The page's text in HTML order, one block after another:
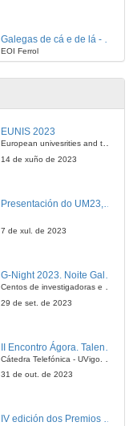
EOI Ferrol
CEP SANTA MARI A 140519192752 Curtametraxe PNO audio OK.mp4
30 de maio de 2014
30 de maio de 2014
30 de maio de 2014
EUNIS 2023
European univesrities and the digital transformation: challenges and opportunities ahead
14 de xuño de 2023
7 de xul. de 2023
G-Night 2023. Noite Galega das Persoas Investigadoras. Conciencias creativas
Centos de investigadoras e investigadores, decenas de actividades e sete cidades
29 de set. de 2023
Cátedra Telefónica - UVigo. Espazos de innovación
31 de out. de 2023
IV edición dos Premios Consello Social UVigo Humana